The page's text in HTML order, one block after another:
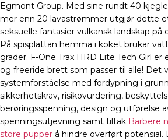
Egmont Group. Med sine rundt 40
mer enn 20 lavastrømmer utgjør dette
seksuelle fantasier vulkansk landskap på
På spisplattan hemma i köket brukar
grader. F-One Trax HRD Lite Tech Girl
og freeride brett som passer til alle! Det
systemforståelse med fordypning i
sikkerhetskrav, risikovurdering,
berøringsspenning, design og utførelse
spenningsutjevning samt tiltak Barbere
store pupper å hindre overført potensial.